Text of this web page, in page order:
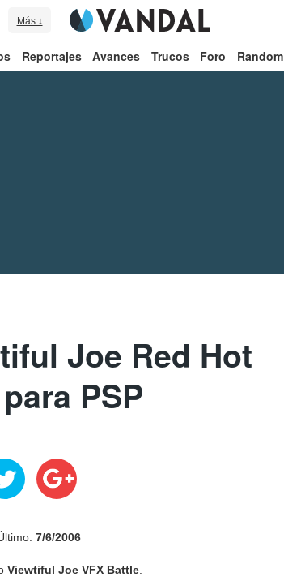
Más ↓
Reportajes Avances Trucos Foro Random
Joe Red Hot
PSP
7/6/2006
Viewtiful Joe VFX Battle.